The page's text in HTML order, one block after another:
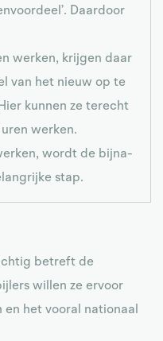
Daardoor
werken, krijgen daar
van het nieuw op te
kunnen ze terecht
werken.
wordt de bijna-
stap.
betreft de
willen ze ervoor
het vooral nationaal